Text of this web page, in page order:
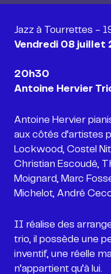
Vendredi 08 juillet
20h30
Antoine Hervier
Antoine Hervier
aux côtés d’artistes
Lockwood, Costel
Christian Escoudé,
Moignard, Marc
II réalise des
trio, il possède une
inventif, une réelle
n’appartient qu’à lui.